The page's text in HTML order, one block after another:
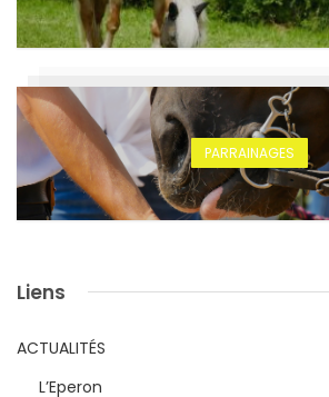
PARRAINAGES
Liens
ACTUALITÉS
L’Eperon